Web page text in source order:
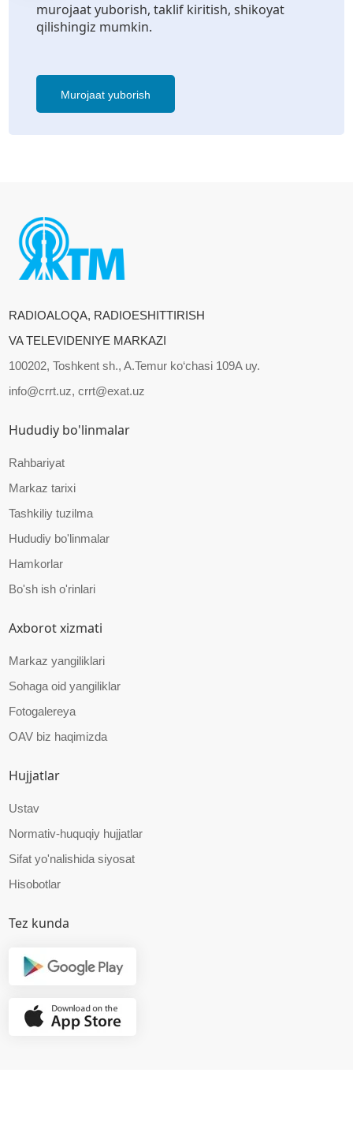
murojaat yuborish, taklif kiritish, shikoyat
qilishingiz mumkin.
Murojaat yuborish
RADIOALOQA, RADIOESHITTIRISH
VA TELEVIDENIYE MARKAZI
100202, Toshkent sh., A.Temur ko‘chasi 109A uy.
info@crrt.uz, crrt@exat.uz
Hududiy bo'linmalar
Rahbariyat
Markaz tarixi
Tashkiliy tuzilma
Hududiy bo'linmalar
Hamkorlar
Bo'sh ish o'rinlari
Axborot xizmati
Markaz yangiliklari
Sohaga oid yangiliklar
Fotogalereya
OAV biz haqimizda
Hujjatlar
Ustav
Normativ-huquqiy hujjatlar
Sifat yo'nalishida siyosat
Hisobotlar
Tez kunda